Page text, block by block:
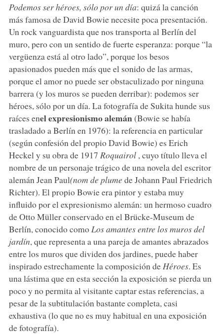
Podemos ser héroes, sólo por un día: quizá la canción
más famosa de David Bowie necesite poca presentación.
Un rock vanguardista que nos transporta al Berlín del
muro, pero con un sentido de fuerte esperanza: porque “la
vergüenza está al otro lado”, porque los besos
apasionados pueden más que el sonido de las armas,
porque el amor no puede ser obstaculizado por ninguna
barrera (y los muros se pueden derribar): podemos ser
héroes, sólo por un día. La fotografía de Sukita hunde sus
raíces enel expresionismo alemán(Bowie se había
trasladado a Berlín en 1976): la referencia en particular
(según confesión del propio David Bowie) es Erich
Heckel y su obra de 1917 Roquairol , cuyo título lleva el
nombre de un personaje trágico de una novela del escritor
alemán Jean Paul(nom de plumede Johann Paul Friedrich
Richter). El propio Bowie era pintor y estaba muy
influido por el expresionismo alemán: un hermoso cuadro
de Otto Müller conservado en el Brücke-Museum de
Berlín, conocido como Los amantes entre los muros del
jardín, que representa a una pareja de amantes abrazados
entre los muros que dividen dos jardines, puede haber
inspirado estrechamente la composición de Héroes. Es
una lástima que en esta sección la exposición se pierda un
poco y no permita al visitante captar estas referencias, a
pesar de la subtitulación bastante completa, casi
exhaustiva (lo que no es muy habitual en una exposición
de fotografía).